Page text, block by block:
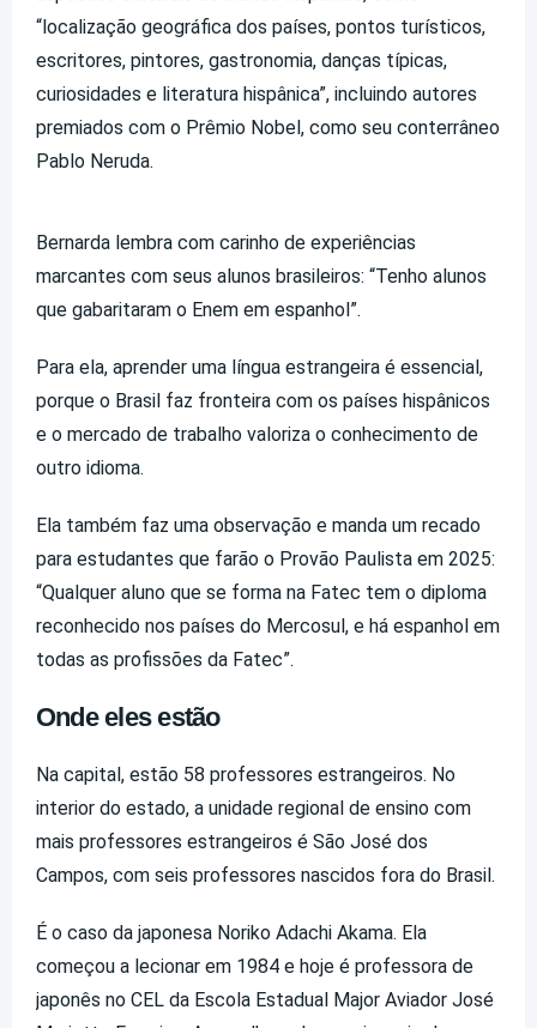
“localização geográfica dos países, pontos turísticos,
escritores, pintores, gastronomia, danças típicas,
curiosidades e literatura hispânica”, incluindo autores
premiados com o Prêmio Nobel, como seu conterrâneo
Pablo Neruda.
Bernarda lembra com carinho de experiências
marcantes com seus alunos brasileiros: “Tenho alunos
que gabaritaram o Enem em espanhol”.
Para ela, aprender uma língua estrangeira é essencial,
porque o Brasil faz fronteira com os países hispânicos
e o mercado de trabalho valoriza o conhecimento de
outro idioma.
Ela também faz uma observação e manda um recado
para estudantes que farão o Provão Paulista em 2025:
“Qualquer aluno que se forma na Fatec tem o diploma
reconhecido nos países do Mercosul, e há espanhol em
todas as profissões da Fatec”.
Onde eles estão
Na capital, estão 58 professores estrangeiros. No
interior do estado, a unidade regional de ensino com
mais professores estrangeiros é São José dos
Campos, com seis professores nascidos fora do Brasil.
É o caso da japonesa Noriko Adachi Akama. Ela
começou a lecionar em 1984 e hoje é professora de
japonês no CEL da Escola Estadual Major Aviador José